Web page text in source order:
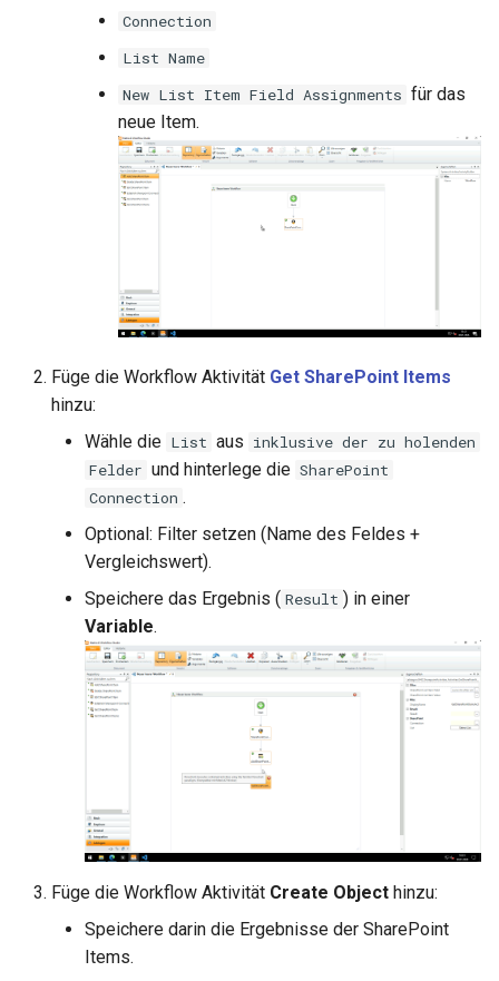
Connection
List Name
New List Item Field Assignments für das
neue Item.
Füge die Workflow Aktivität Get SharePoint Items
hinzu:
Wähle die List aus inklusive der zu holenden
Felder und hinterlege die SharePoint
Connection .
Optional: Filter setzen (Name des Feldes +
Vergleichswert).
Speichere das Ergebnis ( Result ) in einer
Variable.
Füge die Workflow Aktivität Create Object hinzu:
Speichere darin die Ergebnisse der SharePoint
Items.